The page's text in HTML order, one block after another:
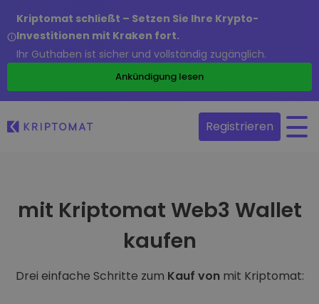
Kriptomat schließt – Setzen Sie Ihre Krypto-
Investitionen mit Kraken fort.
Ihr Guthaben ist sicher und vollständig zugänglich.
Ankündigung lesen
Registrieren
mit Kriptomat Web3 Wallet
kaufen
Drei einfache Schritte zum Kauf von mit Kriptomat: